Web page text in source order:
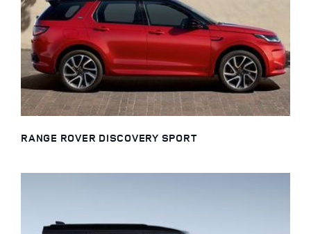
RANGE ROVER DISCOVERY SPORT